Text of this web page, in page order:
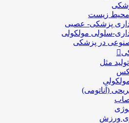
محیط زیست
پزشکی- عصبی
سلولی مولکولی
در پزشکی
مثل
(آناتومی)
ورزش